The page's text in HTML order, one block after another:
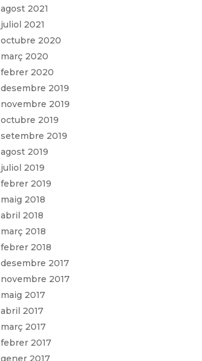
agost 2021
juliol 2021
octubre 2020
març 2020
febrer 2020
desembre 2019
novembre 2019
octubre 2019
setembre 2019
agost 2019
juliol 2019
febrer 2019
maig 2018
abril 2018
març 2018
febrer 2018
desembre 2017
novembre 2017
maig 2017
abril 2017
març 2017
febrer 2017
gener 2017